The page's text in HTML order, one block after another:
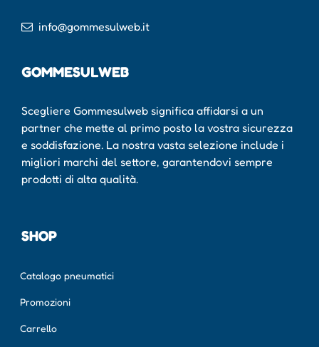
info@gommesulweb.it
GOMMESULWEB
Scegliere Gommesulweb significa affidarsi a un
partner che mette al primo posto la vostra sicurezza
e soddisfazione. La nostra vasta selezione include i
migliori marchi del settore, garantendovi sempre
prodotti di alta qualità.
SHOP
Catalogo pneumatici
Promozioni
Carrello